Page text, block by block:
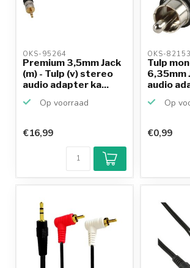
OKS-95264
Premium 3,5mm Jack
(m) - Tulp (v) stereo
audio adapter ka...
Op voorraad
€16,99
OKS-82153
Tulp
6,35mm
audio
Op
€0,99